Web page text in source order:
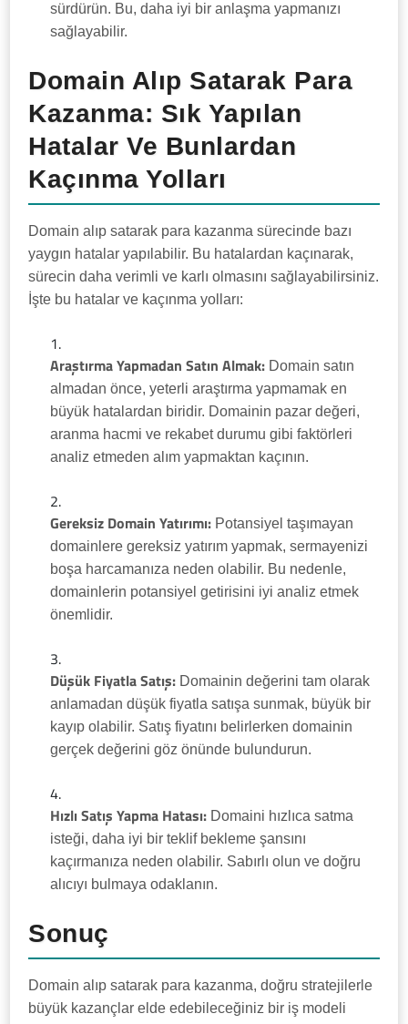
sürdürün. Bu, daha iyi bir anlaşma yapmanızı
sağlayabilir.
Domain Alıp Satarak Para
Kazanma: Sık Yapılan
Hatalar Ve Bunlardan
Kaçınma Yolları
Domain alıp satarak para kazanma sürecinde bazı
yaygın hatalar yapılabilir. Bu hatalardan kaçınarak,
sürecin daha verimli ve karlı olmasını sağlayabilirsiniz.
İşte bu hatalar ve kaçınma yolları:
Araştırma Yapmadan Satın Almak: Domain satın
almadan önce, yeterli araştırma yapmamak en
büyük hatalardan biridir. Domainin pazar değeri,
aranma hacmi ve rekabet durumu gibi faktörleri
analiz etmeden alım yapmaktan kaçının.
Gereksiz Domain Yatırımı: Potansiyel taşımayan
domainlere gereksiz yatırım yapmak, sermayenizi
boşa harcamanıza neden olabilir. Bu nedenle,
domainlerin potansiyel getirisini iyi analiz etmek
önemlidir.
Düşük Fiyatla Satış: Domainin değerini tam olarak
anlamadan düşük fiyatla satışa sunmak, büyük bir
kayıp olabilir. Satış fiyatını belirlerken domainin
gerçek değerini göz önünde bulundurun.
Hızlı Satış Yapma Hatası: Domaini hızlıca satma
isteği, daha iyi bir teklif bekleme şansını
kaçırmanıza neden olabilir. Sabırlı olun ve doğru
alıcıyı bulmaya odaklanın.
Sonuç
Domain alıp satarak para kazanma, doğru stratejilerle
büyük kazançlar elde edebileceğiniz bir iş modeli